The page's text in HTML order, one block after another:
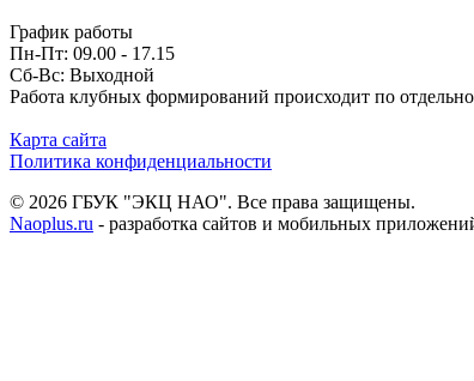
График работы
Пн-Пт: 09.00 - 17.15
Сб-Вс: Выходной
Работа клубных формирований происходит по
Карта сайта
Политика конфиденциальности
© 2026 ГБУК "ЭКЦ НАО". Все права защищены.
Naoplus.ru - разработка сайтов и мобильных